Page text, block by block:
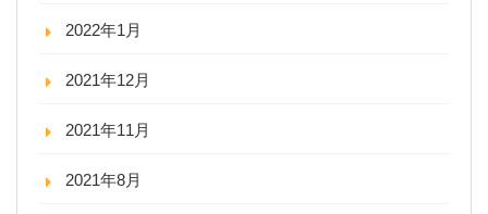
2022年1月
2021年12月
2021年11月
2021年8月